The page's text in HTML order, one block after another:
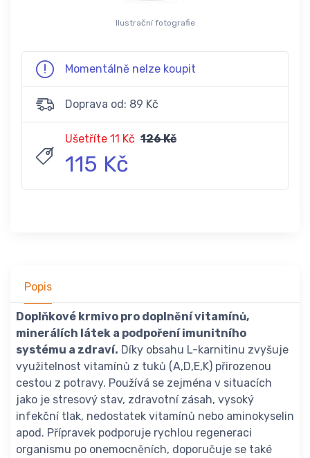
Ilustrační fotografie
Momentálně nelze koupit
Doprava od: 89 Kč
Ušetříte 11 Kč 126 Kč
115 Kč
Popis
Doplňkové krmivo pro doplnění vitamínů,
minerálích látek a podpoření imunitního
systému a zdraví. Díky obsahu L-karnitinu zvyšuje
využitelnost vitamínů z tuků (A,D,E,K) přirozenou
cestou z potravy. Používá se zejména v situacích
jako je stresový stav, zdravotní zásah, vysoký
infekční tlak, nedostatek vitamínů nebo aminokyselin
apod. Přípravek podporuje rychlou regeneraci
organismu po onemocněních, doporučuje se také